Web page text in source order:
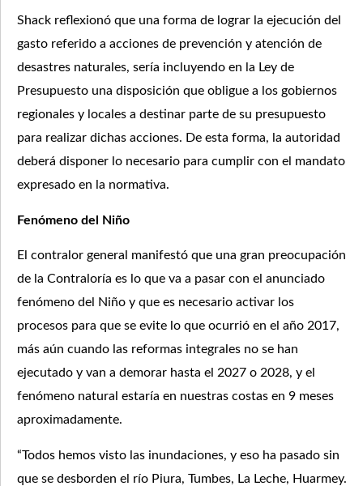
Shack reflexionó que una forma de lograr la ejecución del
gasto referido a acciones de prevención y atención de
desastres naturales, sería incluyendo en la Ley de
Presupuesto una disposición que obligue a los gobiernos
regionales y locales a destinar parte de su presupuesto
para realizar dichas acciones. De esta forma, la autoridad
deberá disponer lo necesario para cumplir con el mandato
expresado en la normativa.
Fenómeno del Niño
El contralor general manifestó que una gran preocupación
de la Contraloría es lo que va a pasar con el anunciado
fenómeno del Niño y que es necesario activar los
procesos para que se evite lo que ocurrió en el año 2017,
más aún cuando las reformas integrales no se han
ejecutado y van a demorar hasta el 2027 o 2028, y el
fenómeno natural estaría en nuestras costas en 9 meses
aproximadamente.
“Todos hemos visto las inundaciones, y eso ha pasado sin
que se desborden el río Piura, Tumbes, La Leche, Huarmey.